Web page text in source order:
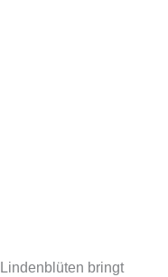
bringt